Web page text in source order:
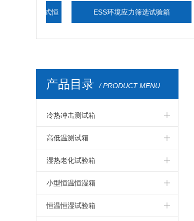
ESS环境应力筛选试验箱
产品目录 / PRODUCT MENU
冷热冲击测试箱
冷热冲击箱
冷热冲击测试箱
冷热冲击试验箱
冷热冲击试验机
高低温测试箱
高低温测试箱
高低温试验箱
高低温测试仪器
湿热老化试验箱
湿热老化试验箱
交变湿热试验箱
小型恒温恒湿箱
小型温湿度试验箱
恒温恒湿试验箱